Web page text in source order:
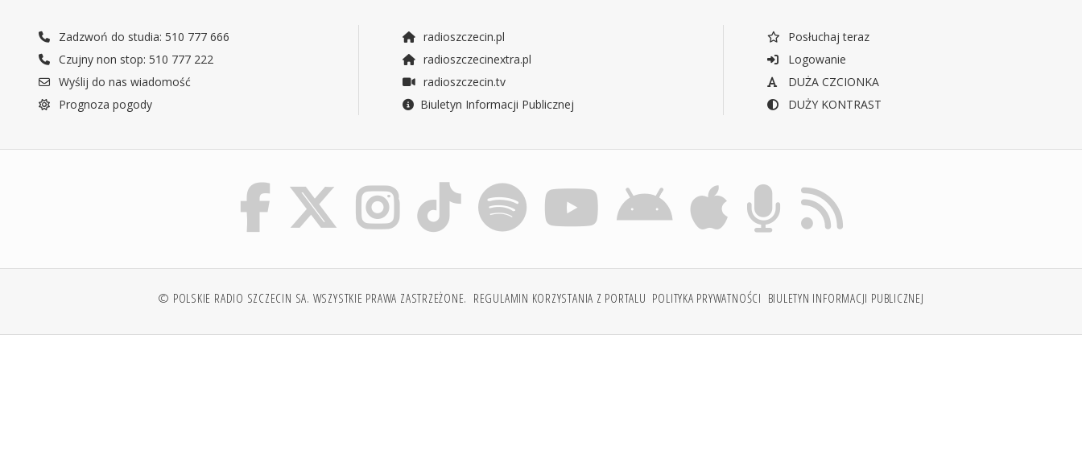
Zadzwoń do studia: 510 777 666
Czujny non stop: 510 777 222
Wyślij do nas wiadomość
Prognoza pogody
radioszczecin.pl
radioszczecinextra.pl
radioszczecin.tv
Biuletyn Informacji Publicznej
Posłuchaj teraz
Logowanie
DUŻA CZCIONKA
DUŻY KONTRAST
© POLSKIE RADIO SZCZECIN SA. WSZYSTKIE PRAWA ZASTRZEŻONE. REGULAMIN KORZYSTANIA Z PORTALU POLITYKA PRYWATNOŚCI BIULETYN INFORMACJI PUBLICZNEJ